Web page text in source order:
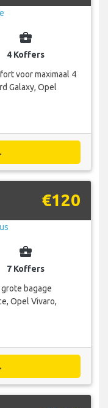
business_center
4 Koffers
voor maximaal 4
Galaxy, Opel
€120
business_center
7 Koffers
bagage
Opel Vivaro,